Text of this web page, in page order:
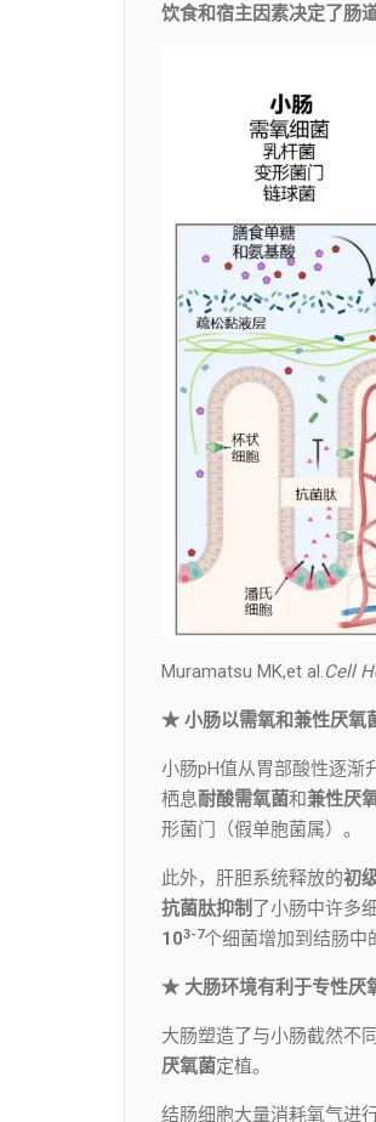
饮食和宿主因素决定了肠
Muramatsu MK,et al.Cell
★ 小肠以需氧和兼性厌氧
小肠pH值从胃部酸性逐渐
栖息耐酸需氧菌和兼性厌
形菌门（假单胞菌属）。
此外，肝胆系统释放的初
抗菌肽抑制 了小肠中许多
103-7个细菌增加到结肠中
★ 大肠环境有利于专性厌
大肠塑造了与小肠截然不
厌氧菌定植。
结肠细胞大量消耗氧气进